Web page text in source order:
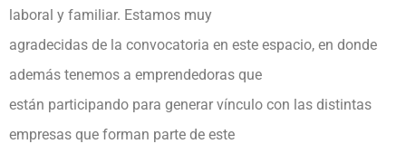
laboral y familiar. Estamos muy
agradecidas de la convocatoria en este espacio, en donde
además tenemos a emprendedoras que
están participando para generar vínculo con las distintas
empresas que forman parte de este